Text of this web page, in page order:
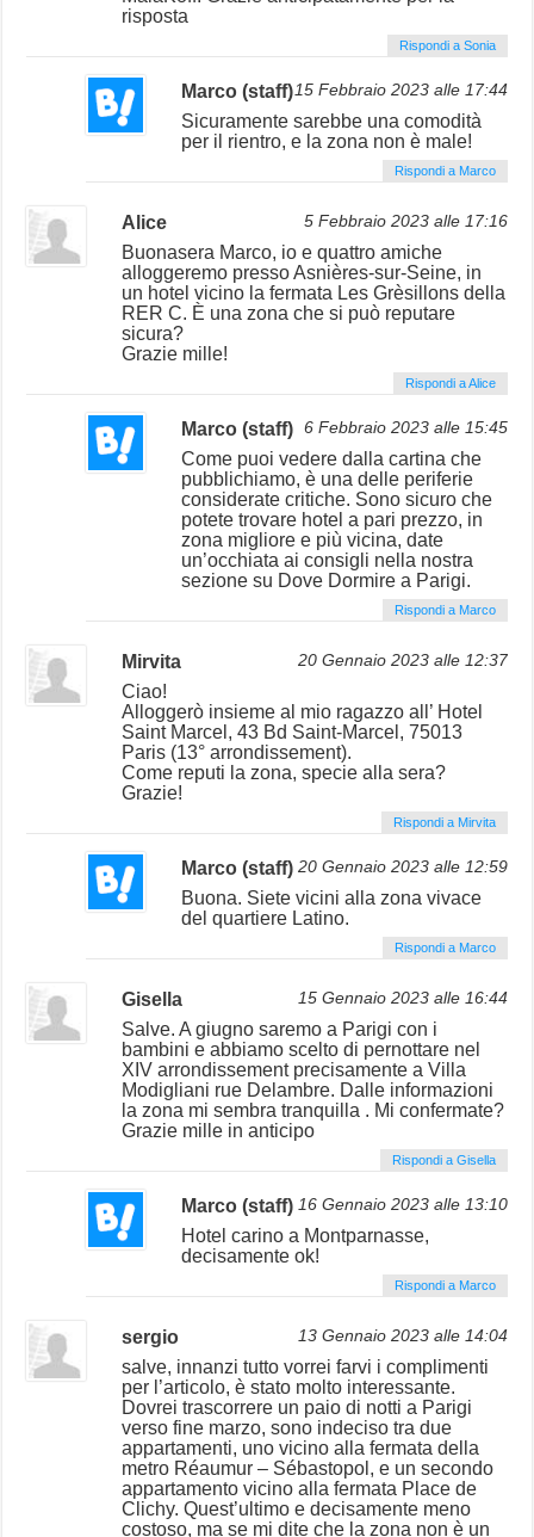
risposta
Rispondi a Sonia
Marco (staff) 15 Febbraio 2023 alle 17:44
Sicuramente sarebbe una comodità
per il rientro, e la zona non è male!
Rispondi a Marco
Alice 5 Febbraio 2023 alle 17:16
Buonasera Marco, io e quattro amiche
alloggeremo presso Asnières-sur-Seine, in
un hotel vicino la fermata Les Grèsillons della
RER C. È una zona che si può reputare
sicura?
Grazie mille!
Rispondi a Alice
Marco (staff) 6 Febbraio 2023 alle 15:45
Come puoi vedere dalla cartina che
pubblichiamo, è una delle periferie
considerate critiche. Sono sicuro che
potete trovare hotel a pari prezzo, in
zona migliore e più vicina, date
un’occhiata ai consigli nella nostra
sezione su Dove Dormire a Parigi.
Rispondi a Marco
Mirvita 20 Gennaio 2023 alle 12:37
Ciao!
Alloggerò insieme al mio ragazzo all’ Hotel
Saint Marcel, 43 Bd Saint-Marcel, 75013
Paris (13° arrondissement).
Come reputi la zona, specie alla sera?
Grazie!
Rispondi a Mirvita
Marco (staff) 20 Gennaio 2023 alle 12:59
Buona. Siete vicini alla zona vivace
del quartiere Latino.
Rispondi a Marco
Gisella 15 Gennaio 2023 alle 16:44
Salve. A giugno saremo a Parigi con i
bambini e abbiamo scelto di pernottare nel
XIV arrondissement precisamente a Villa
Modigliani rue Delambre. Dalle informazioni
la zona mi sembra tranquilla . Mi confermate?
Grazie mille in anticipo
Rispondi a Gisella
Marco (staff) 16 Gennaio 2023 alle 13:10
Hotel carino a Montparnasse,
decisamente ok!
Rispondi a Marco
sergio 13 Gennaio 2023 alle 14:04
salve, innanzi tutto vorrei farvi i complimenti
per l’articolo, è stato molto interessante.
Dovrei trascorrere un paio di notti a Parigi
verso fine marzo, sono indeciso tra due
appartamenti, uno vicino alla fermata della
metro Réaumur – Sébastopol, e un secondo
appartamento vicino alla fermata Place de
Clichy. Quest’ultimo e decisamente meno
costoso, ma se mi dite che la zona non è un